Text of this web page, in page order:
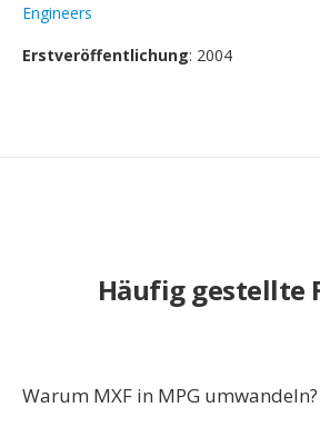
Engineers
Erstveröffentlichung: 2004
Häufig gestellte
Warum MXF in MPG umwandeln?